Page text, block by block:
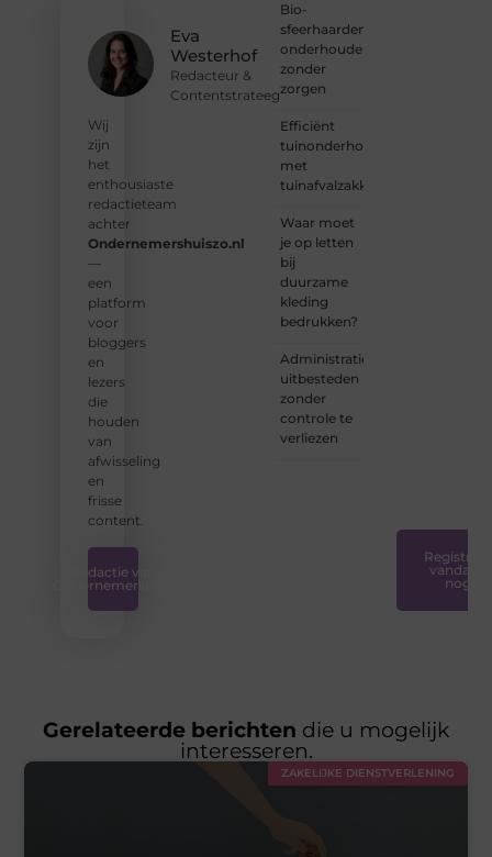
Eva
Westerhof
Redacteur &
Contentstrateeg
Wij
zijn
het
enthousiaste
redactieteam
achter
Ondernemershuiszo.nl
—
een
platform
voor
bloggers
en
lezers
die
houden
van
afwisseling
en
frisse
content.
Redactie van
Ondernemershuis
Bio-
sfeerhaarden
onderhouden
zonder
zorgen
Efficiënt
tuinonderhoud
met
tuinafvalzakken
Waar moet
je op letten
bij
duurzame
kleding
bedrukken?
Administratie
uitbesteden
zonder
controle te
verliezen
Registreer
vandaag
nog
Gerelateerde berichten die u mogelijk
interesseren.
ZAKELIJKE DIENSTVERLENING